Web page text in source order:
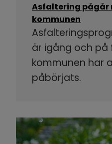
Asfaltering pågår
kommunen
är igång och på
kommunen har
påbörjats.